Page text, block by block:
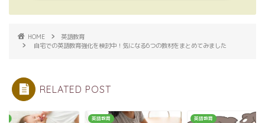
HOME
英語教育
自宅での英語教育強化を検討中！気になる6つの教材をまとめてみました
RELATED POST
英語教育 英語教育